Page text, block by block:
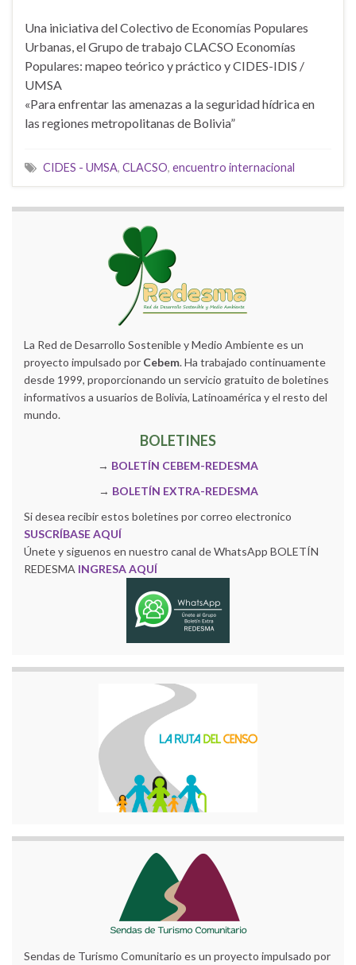
Una iniciativa del Colectivo de Economías Populares
Urbanas, el Grupo de trabajo CLACSO Economías
Populares: mapeo teórico y práctico y CIDES-IDIS /
UMSA
«Para enfrentar las amenazas a la seguridad hídrica en
las regiones metropolitanas de Bolivia”
CIDES - UMSA, CLACSO, encuentro internacional
La Red de Desarrollo Sostenible y Medio Ambiente es un
proyecto impulsado por Cebem. Ha trabajado continuamente
desde 1999, proporcionando un servicio gratuito de boletines
informativos a usuarios de Bolivia, Latinoamérica y el resto del
mundo.
BOLETINES
→ BOLETÍN CEBEM-REDESMA
→ BOLETÍN EXTRA-REDESMA
Si desea recibir estos boletines por correo electronico
SUSCRÍBASE AQUÍ
Únete y siguenos en nuestro canal de WhatsApp BOLETÍN
REDESMA INGRESA AQUÍ
Sendas de Turismo Comunitario es un proyecto impulsado por